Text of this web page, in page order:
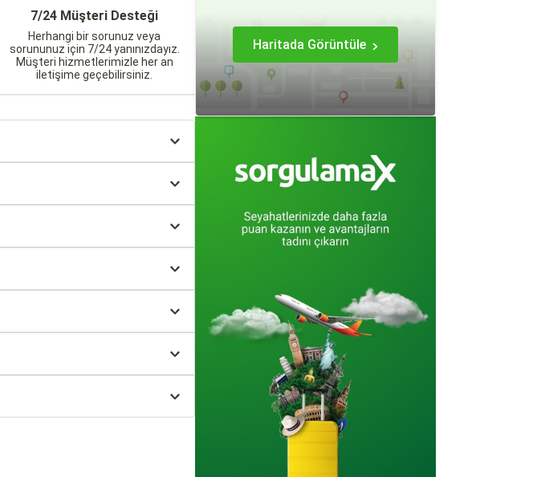
7/24 Müşteri Desteği
Herhangi bir sorunuz veya
sorununuz için 7/24 yanınızdayız.
Müşteri hizmetlerimizle her an
iletişime geçebilirsiniz.
Haritada Görüntüle